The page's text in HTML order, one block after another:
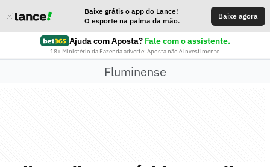
Baixe grátis o app do Lance!
O esporte na palma da mão.
Baixe agora
Ajuda com Aposta? Fale com o assistente.
18+ Ministério da Fazenda adverte: Aposta não é investimento
Fluminense